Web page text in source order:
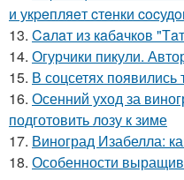
и укpeпляeт cтeнки
13. Caлaт из кaбaчкoв
14. Огурчики пикули.
15. В соцсетях появились
16. Осенний уход за
подготовить лозу к зиме
17. Виноград Изабелла:
18. Особенности